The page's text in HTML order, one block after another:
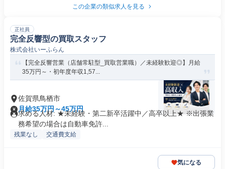
この企業の類似求人を見る
正社員
完全反響型の買取スタッフ
株式会社いーふらん
【完全反響営業（店舗常駐型_買取営業職）／未経験歓迎◎】月給
35万円～・初年度年収1,57...
佐賀県鳥栖市
月給35万円～45万円
求める人材: ★未経験・第二新卒活躍中／高卒以上★ ※出張業
務希望の場合は自動車免許...
残業なし 交通費支給
気になる